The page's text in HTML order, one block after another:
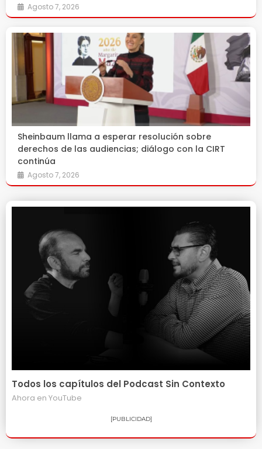
Agosto 7, 2026
Sheinbaum llama a esperar resolución sobre
derechos de las audiencias; diálogo con la CIRT
continúa
Agosto 7, 2026
Todos los capítulos del Podcast Sin Contexto
Ahora en YouTube
[PUBLICIDAD]